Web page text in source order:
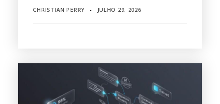
CHRISTIAN PERRY ▪ JULHO 29, 2026